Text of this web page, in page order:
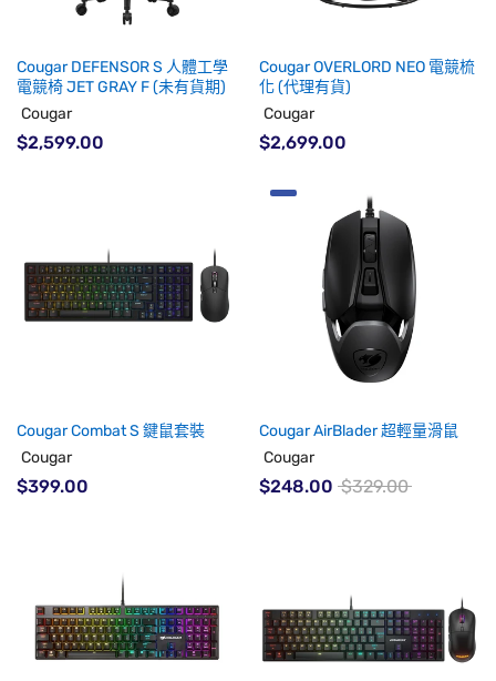
Cougar DEFENSOR S 人體工學
電競椅 JET GRAY F (未有貨期)
Cougar
$2,599.00
Cougar OVERLORD NEO 電競梳
化 (代理有貨)
Cougar
$2,699.00
Cougar Combat S 鍵鼠套裝
Cougar
$399.00
Cougar AirBlader 超輕量滑鼠
Cougar
$248.00 $329.00